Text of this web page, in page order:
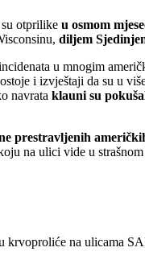
otprilike u osmom
diljem
u mnogim
i izvještaji da su u
navrata klauni su
prestravljenih
na ulici vide u
na ulicama